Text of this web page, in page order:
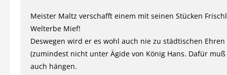
Meister Maltz verschafft einem mit seinen Stücken
Welterbe Mief!
Deswegen wird er es wohl auch nie zu städtischen
(zumindest nicht unter Ägide von König Hans. Dafür muß
auch hängen.